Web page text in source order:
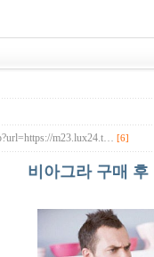
m23.lux24.t… [6]
비아그라 구매